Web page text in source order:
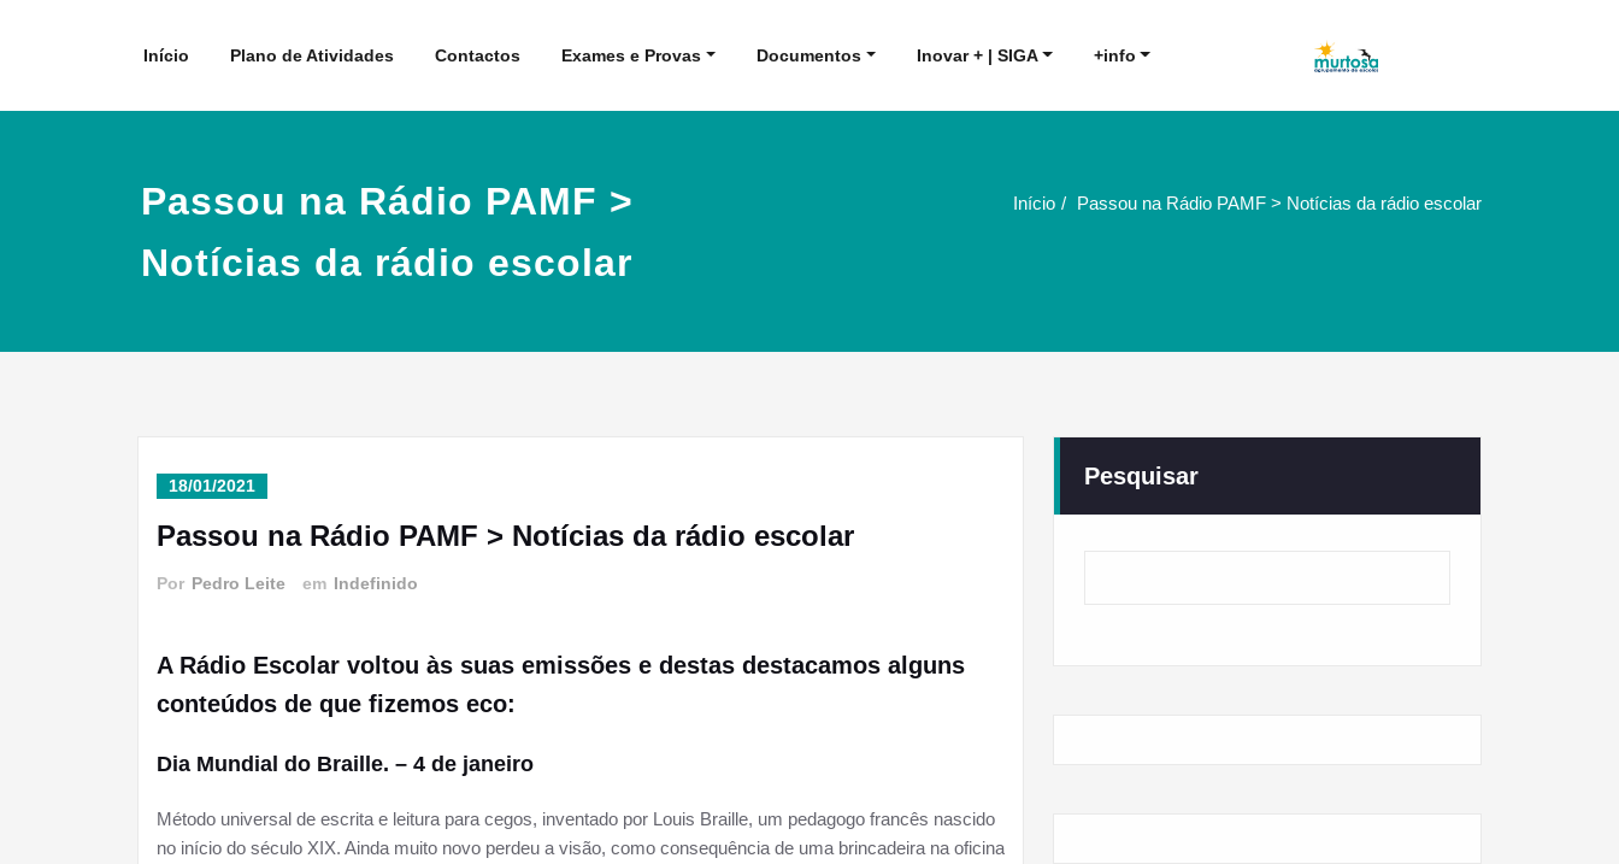
AE Murtosa
Agrupamento de Escolas da
Murtosa
Início Plano de Atividades Contactos Exames e Provas Documentos Inovar + | SIGA +info
Passou na Rádio PAMF >
Notícias da rádio escolar
Início Passou na Rádio PAMF > Notícias da rádio escolar
18/01/2021
Passou na Rádio PAMF > Notícias da rádio escolar
Por Pedro Leite em Indefinido
A Rádio Escolar voltou às suas emissões e destas destacamos alguns
conteúdos de que fizemos eco:
Dia Mundial do Braille. – 4 de janeiro
Método universal de escrita e leitura para cegos, inventado por Louis Braille, um pedagogo francês nascido
no início do século XIX. Ainda muito novo perdeu a visão, como consequência de uma brincadeira na oficina
Pesquisar